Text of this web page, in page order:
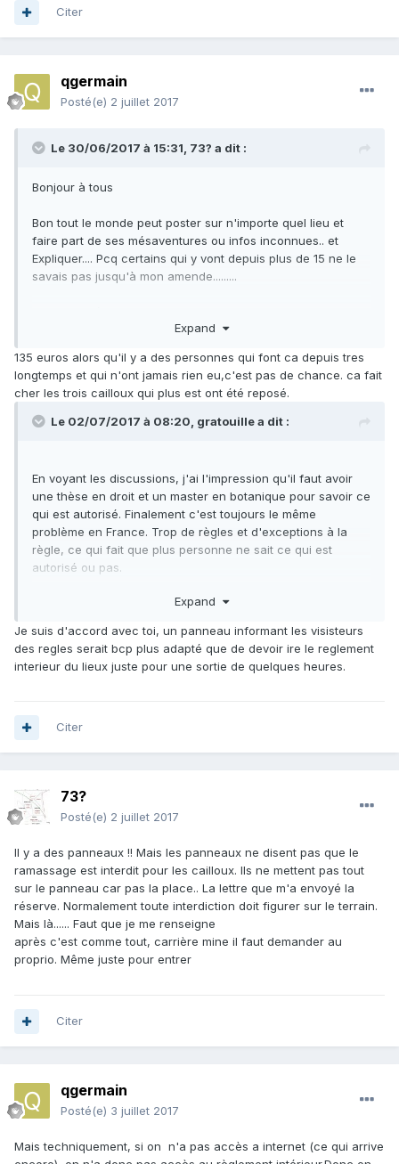
Citer
qgermain
Posté(e) 2 juillet 2017
Le 30/06/2017 à 15:31, 73? a dit :
Bonjour à tous
Bon tout le monde peut poster sur n'importe quel lieu et
faire part de ses mésaventures ou infos inconnues.. et
Expliquer.... Pcq certains qui y vont depuis plus de 15 ne le
savais pas jusqu'à mon amende.........
panneaux de signalisation indiquant qu'il est
La réserve naturelle des Hauts de Chartreusea, sur le site
internet, et sur le terrain les panneaux pour l'interdiction
des végétaux,mais non celle des cailloux!
Du coup c'est 135 € que j'ai pris --' pour 3 cailloux moches
La contestation comme quoi c'est pas écrit a été faite et la
réponse fut en gros :
la réserve ne peut pas mettre toutes
les interdictions sur un panneau
Mais ce n'est pas sur le site internet!!
http://www.reserves-
naturelles.org/sites/default/files/reserves/rnn136-plaquette-
naturelles.org/sites/default/files/reserves/rnn136-
decretcreation_19971001.pdf
ah ça ils ont répondu :vous devez vous renseigner avant
Du coup à chaque sortie aller chercher le règlement
Bauges on peut. On verra si l'ONF pense la même chose
Stef
Expand
135 euros alors qu'il y a des personnes qui font ca depuis tres
longtemps et qui n'ont jamais rien eu,c'est pas de chance. ca fait
cher les trois cailloux qui plus est ont été reposé.
Le 02/07/2017 à 08:20, gratouillea dit :
En voyant les discussions, j'ai l'impression qu'il faut avoir
une thèse en droit et un master en botanique pour savoir ce
qui est autorisé. Finalement c'est toujours le même
problème en France. Trop de règles et d'exceptions à la
règle, ce qui fait que plus personne ne sait ce qui est
autorisé ou pas.
panneaux d’accueil ça ne serait pas trop demander au
parc le balisage est bien fait mais c'est pas toujours le cas)
Un peu de pédagogie chez les gardes ça pourrait aussi être
utile. Je connais pas 73? mais vu ce qu'il raconte j'ai pas
tout aussi productif.
Expand
Je suis d'accord avec toi, un panneau informant les visisteurs
des regles serait bcp plus adapté que de devoir ire le reglement
interieur du lieux juste pour une sortie de quelques heures.
Citer
73?
Posté(e) 2 juillet 2017
Il y a des panneaux !! Mais les panneaux ne disent pas que le
ramassage est interdit pour les cailloux. Ils ne mettent pas tout
sur le panneau car pas la place.. La lettre que m'a envoyé la
réserve. Normalement toute interdiction doit figurer sur le terrain.
Mais là...... Faut que je me renseigne
après c'est comme tout, carrière mine il faut demander au
proprio. Même juste pour entrer
Citer
qgermain
Posté(e) 3 juillet 2017
Mais techniquement, si on n'a pas accès a internet (ce qui arrive